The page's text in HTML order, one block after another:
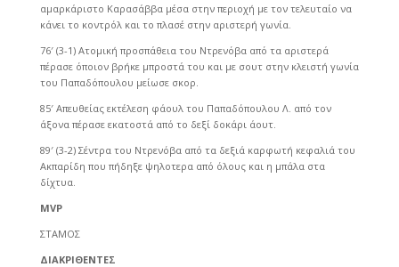
αμαρκάριστο Καρασάββα μέσα στην περιοχή με τον τελευταίο να
κάνει το κοντρόλ και το πλασέ στην αριστερή γωνία.
76′ (3-1) Ατομική προσπάθεια του Ντρενόβα από τα αριστερά
πέρασε όποιον βρήκε μπροστά του και με σουτ στην κλειστή γωνία
του Παπαδόπουλου μείωσε σκορ.
85′ Απευθείας εκτέλεση φάουλ του Παπαδόπουλου Λ. από τον
άξονα πέρασε εκατοστά από το δεξί δοκάρι άουτ.
89′ (3-2) Σέντρα του Ντρενόβα από τα δεξιά καρφωτή κεφαλιά του
Ακπαρίδη που πήδηξε ψηλοτερα από όλους και η μπάλα στα
δίχτυα.
MVP
ΣΤΑΜΟΣ
ΔΙΑΚΡΙΘΕΝΤΕΣ